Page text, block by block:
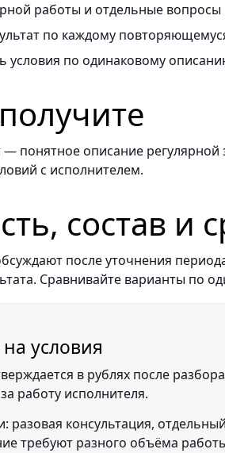
работы и отдельные вопросы
по каждому
условия по одинаковому
— понятное описание
с исполнителем.
состав и
после уточнения
Сравнивайте варианты по
условия
в рублях после
работу исполнителя.
разовая консультация,
требуют разного объёма